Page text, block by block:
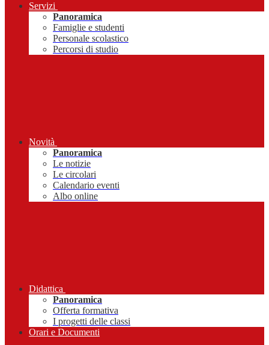
Servizi
Panoramica
Famiglie e studenti
Personale scolastico
Percorsi di studio
Novità
Panoramica
Le notizie
Le circolari
Calendario eventi
Albo online
Didattica
Panoramica
Offerta formativa
I progetti delle classi
Orari e Documenti